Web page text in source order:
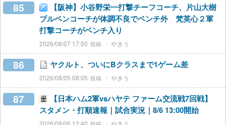
85
【阪神】小谷野栄一打撃チーフコーチ、片山大樹
ブルペンコーチが体調不良でベンチ外 梵英心２軍
打撃コーチがベンチ入り
2026/08/07 17:50 やきう
86 ヤクルト、ついにBクラスまで1ゲーム差
2026/08/05 08:05 やきう
87
【日本ハム2軍vsハヤテ ファーム交流戦7回戦】
スタメン・打順速報｜試合実況｜8/6 13:00開始
2026/08/06 12:40 やきう